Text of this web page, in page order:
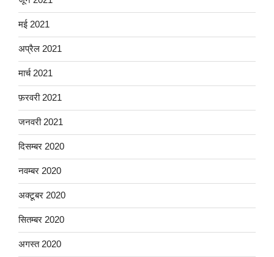
मई 2021
अप्रैल 2021
मार्च 2021
फ़रवरी 2021
जनवरी 2021
दिसम्बर 2020
नवम्बर 2020
अक्टूबर 2020
सितम्बर 2020
अगस्त 2020